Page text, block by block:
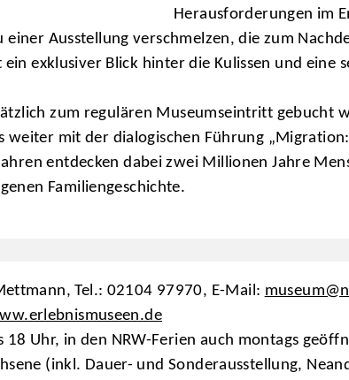
Herausforderungen im
Ausstellung verschmelzen, die zum
exklusiver Blick hinter die Kulissen und eine
zum regulären Museumseintritt gebucht
mit der dialogischen Führung
entdecken dabei zwei Millionen Jahre
Familiengeschichte.
Tel.: 02104 97970, E-Mail:
18 Uhr, in den NRW-Ferien auch montags
(inkl. Dauer- und Sonderausstellung,